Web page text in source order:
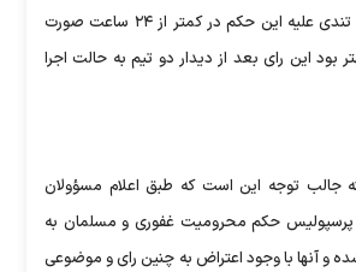
شد واکنش‌های زیاد و تندی علیه این حکم در کمتر از ۲۴ ساعت صورت
بود این رای بعد از دیدار دو تیم به حالت اجرا
جالب توجه این است که طبق اعلام مسؤولان
پرسپولیس حکم محرومیت غفوری و مسلمان به
و آنها با وجود اعتراض به چنین رای و موضوعی